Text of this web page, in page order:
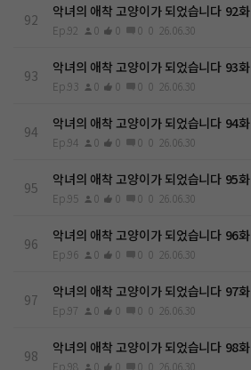
92 악녀의 애착 고양이가 되었습니다 92화
Ep.92 0 0 0 0 26.06.30
93 악녀의 애착 고양이가 되었습니다 93화
Ep.93 0 0 0 0 26.06.30
94 악녀의 애착 고양이가 되었습니다 94화
Ep.94 0 0 0 0 26.06.30
95 악녀의 애착 고양이가 되었습니다 95화
Ep.95 0 0 0 0 26.06.30
96 악녀의 애착 고양이가 되었습니다 96화
Ep.96 0 0 0 0 26.06.30
97 악녀의 애착 고양이가 되었습니다 97화
Ep.97 0 0 0 0 26.06.30
98 악녀의 애착 고양이가 되었습니다 98화
Ep.98 0 0 0 0 26.06.30